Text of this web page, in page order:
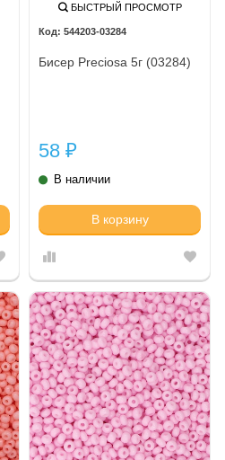
БЫСТРЫЙ ПРОСМОТР
544203-03284
Бисер Preciosa 5г (03284)
58 ₽
В наличии
В корзину